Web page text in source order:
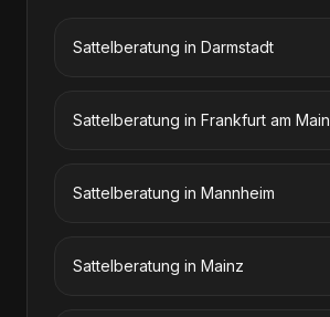
Sattelberatung in Darmstadt
Sattelberatung in Frankfurt am Main
Sattelberatung in Mannheim
Sattelberatung in Mainz